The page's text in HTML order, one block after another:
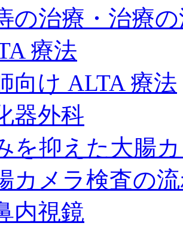
治療・治療の
療法
向け ALTA 療法
器外科
を抑えた大腸
カメラ検査の
内視鏡